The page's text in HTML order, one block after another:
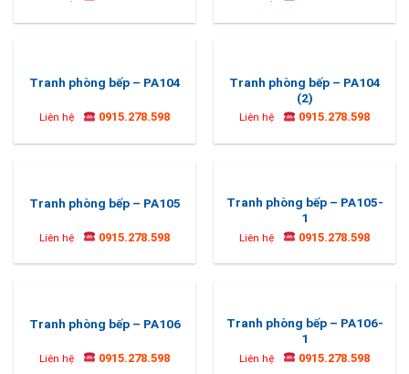
Tranh phòng bếp – PA104
Liên hệ 0915.278.598
Tranh phòng bếp – PA104
(2)
Liên hệ 0915.278.598
Tranh phòng bếp – PA105
Liên hệ 0915.278.598
Tranh phòng bếp – PA105-
1
Liên hệ 0915.278.598
Tranh phòng bếp – PA106
Liên hệ 0915.278.598
Tranh phòng bếp – PA106-
1
Liên hệ 0915.278.598